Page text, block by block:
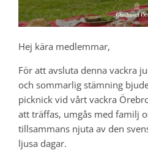
Hej kära medlemmar,
För att avsluta denna vackra
och sommarlig stämning
picknick vid vårt vackra
att träffas, umgås med familj
tillsammans njuta av den
ljusa dagar.